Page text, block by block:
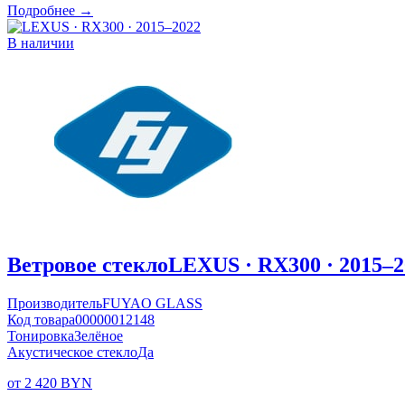
Подробнее →
В наличии
Ветровое стеклоLEXUS · RX300 ·
ПроизводительFUYAO GLASS
Код товара00000012148
ТонировкаЗелёное
Акустическое стеклоДа
от 2 420 BYN